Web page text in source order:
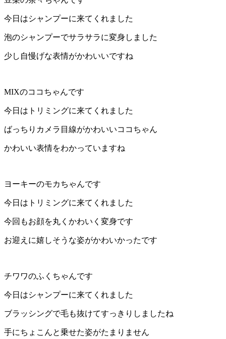
ロ
ン・
ッ
ト
ホ
テ
ル
今日はシャンプーに来てくれました
泡のシャンプーでサラサラに変身しました
少し自慢げな表情がかわいいですね
MIXのココちゃんです
今日はトリミングに来てくれました
ばっちりカメラ目線がかわいいココちゃん
かわいい表情をわかっていますね
ヨーキーのモカちゃんです
今日はトリミングに来てくれました
今回もお顔を丸くかわいく変身です
お迎えに嬉しそうな姿がかわいかったです
チワワのふくちゃんです
今日はシャンプーに来てくれました
ブラッシングで毛も抜けてすっきりしましたね
手にちょこんと乗せた姿がたまりません